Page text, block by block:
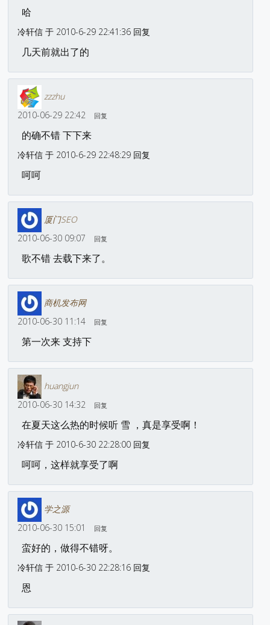
哈
冷轩信 于 2010-6-29 22:41:36 回复
几天前就出了的
zzzhu
2010-06-29 22:42
回复
的确不错 下下来
冷轩信 于 2010-6-29 22:48:29 回复
呵呵
厦门SEO
2010-06-30 09:07
回复
歌不错 去载下来了。
商机发布网
2010-06-30 11:14
回复
第一次来 支持下
huangjun
2010-06-30 14:32
回复
在夏天这么热的时候听 雪 ，真是享受啊！
冷轩信 于 2010-6-30 22:28:00 回复
呵呵，这样就享受了啊
学之源
2010-06-30 15:01
回复
蛮好的，做得不错呀。
冷轩信 于 2010-6-30 22:28:16 回复
恩